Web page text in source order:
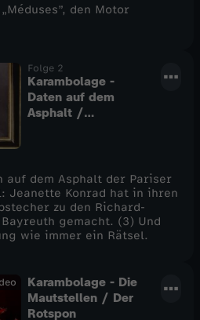
den Motor
Folge 2
Karambolage -
Daten auf dem
Asphalt /
auf dem Asphalt der Pariser
Jeanette Konrad hat in ihren
zu den Richard-
gemacht. (3) Und
wie immer ein Rätsel.
Karambolage - Die
Mautstellen / Der
Rotspon